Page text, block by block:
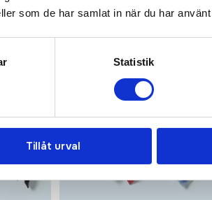
som de har samlat in när du har
Statistik
Tillåt urval